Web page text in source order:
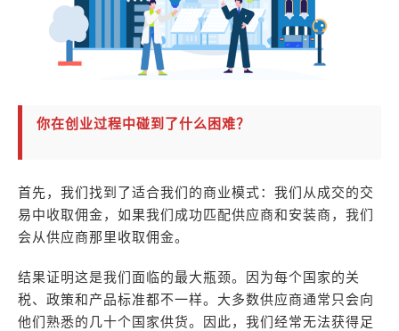
你在创业过程中碰到了什么困难？
首先，我们找到了适合我们的商业模式：我们从成交的交
易中收取佣金，如果我们成功匹配供应商和安装商，我们
会从供应商那里收取佣金。
结果证明这是我们面临的最大瓶颈。因为每个国家的关
税、政策和产品标准都不一样。大多数供应商通常只会向
他们熟悉的几十个国家供货。因此，我们经常无法获得足